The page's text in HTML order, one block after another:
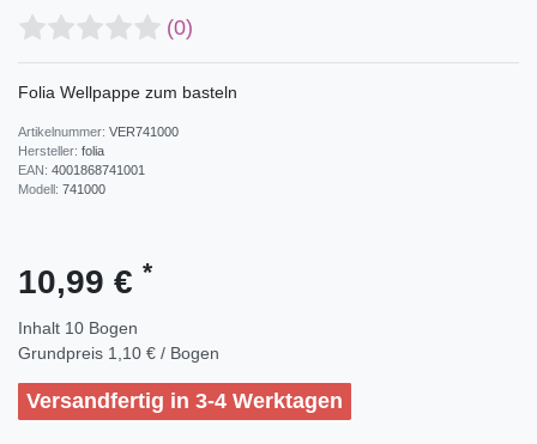
(0)
Folia Wellpappe zum basteln
Artikelnummer: VER741000
Hersteller: folia
EAN: 4001868741001
Modell: 741000
10,99 € *
Inhalt 10 Bogen
Grundpreis 1,10 € / Bogen
Versandfertig in 3-4 Werktagen